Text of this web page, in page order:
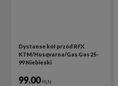
Dystanse kół przód RFX
KTM/Husqvarna/Gas Gas 25-
99 Niebieski
99.00 PLN